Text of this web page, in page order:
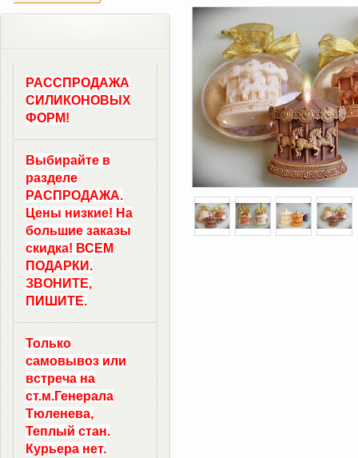
РАССПРОДАЖА
СИЛИКОНОВЫХ
ФОРМ!
Выбирайте в
разделе
РАСПРОДАЖА.
Цены низкие! На
большие заказы
скидка! ВСЕМ
ПОДАРКИ.
ЗВОНИТЕ,
ПИШИТЕ.
Только
самовывоз или
встреча на
ст.м.Генерала
Тюленева,
Теплый стан.
Курьера нет.